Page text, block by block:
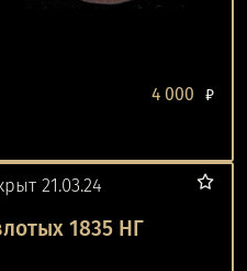
4 000 ₽
21.03.24
1835 НГ